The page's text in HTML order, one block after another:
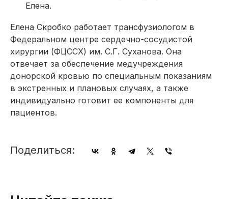
Елена.
Елена Скробко работает трансфузиологом в
Федеральном центре сердечно-сосудистой
хирургии (ФЦССХ) им. С.Г. Суханова. Она
отвечает за обеспечение медучреждения
донорской кровью по специальным показаниям
в экстренных и плановых случаях, а также
индивидуально готовит ее компоненты для
пациентов.
Поделиться: